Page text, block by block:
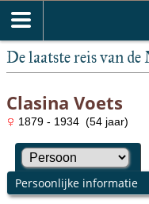
De laatste reis van de
Clasina Voets
1879 - 1934 (54 jaar)
Persoonlijke informatie